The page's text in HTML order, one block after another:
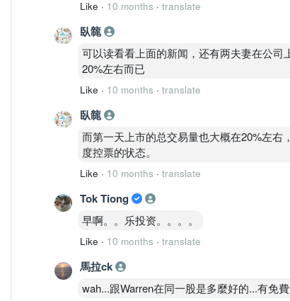
Like · 10 months · translate
臥㡣
可以读看看上面的新闻，还有两夫妻在公
20%左右而已
Like · 10 months · translate
臥㡣
而第一天上市的总交易量也大概在20%左
度控票的状态。
Like · 10 months · translate
Tok Tiong
早啊。。乐投资。。。。
Like · 10 months · translate
馬拉ck
wah...跟Warren在同一股是多麼好的...有免